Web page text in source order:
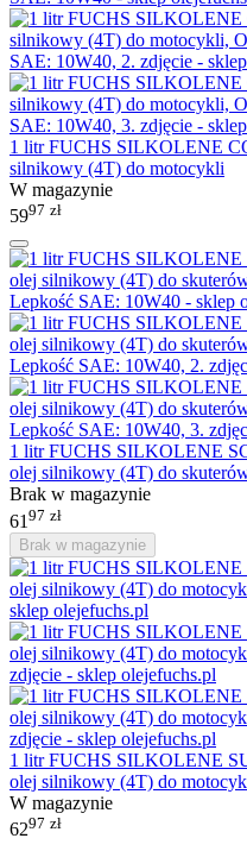
1 litr FUCHS SILKOLENE
silnikowy (4T) do motocykli
W magazynie
5997 zł
1 litr FUCHS SILKOLENE
olej silnikowy (4T) do
Brak w magazynie
61 97 zł
Brak w magazynie
1 litr FUCHS SILKOLENE
olej silnikowy (4T) do
W magazynie
6297 zł